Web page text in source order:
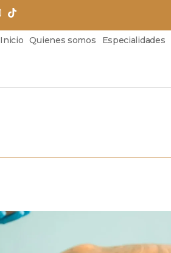
Inicio Quienes somos Especialidades